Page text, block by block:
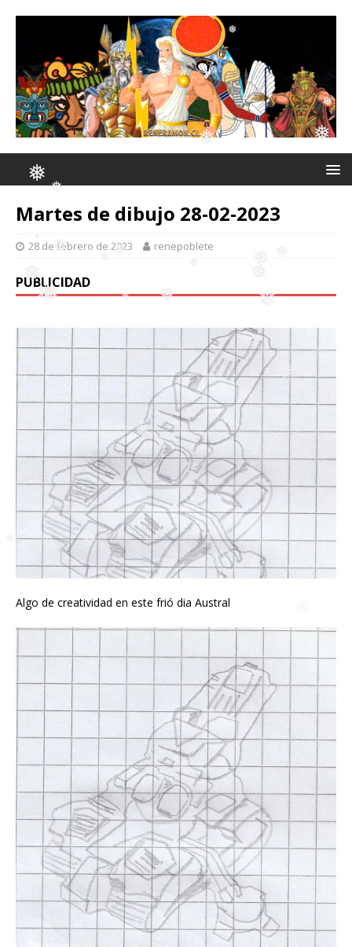
❅
❅ ❅
❅
❅
❅
❅
❅
❅
❅
❅
❅
❅ ❅
❅
❅ ❅
❅
❅
❅
❅
❅
❅
Martes de dibujo 28-02-2023
28 de febrero de 2023 renepoblete
PUBLICIDAD
Algo de creatividad en este frió dia Austral